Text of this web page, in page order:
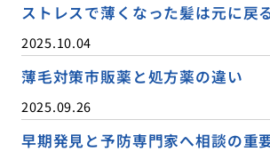
ストレスで薄くなった髪は元に戻
2025.10.04
薄毛対策市販薬と処方薬の違い
2025.09.26
早期発見と予防専門家へ相談の重